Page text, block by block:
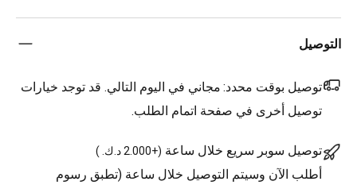
التوصيل
توصيل بوقت محدد: مجاني في اليوم التالي. قد توجد خيارات
توصيل أخرى في صفحة اتمام الطلب.
توصيل سوبر سريع خلال ساعة (+2.000 د.ك. )
أطلب الآن وسيتم التوصيل خلال ساعة (تطبق رسوم